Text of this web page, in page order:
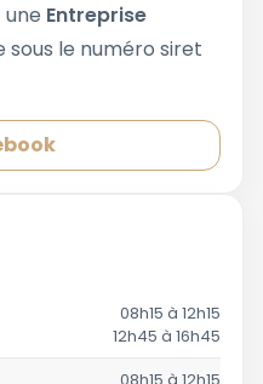
une Entreprise
le numéro siret
08h15 à 12h15
12h45 à 16h45